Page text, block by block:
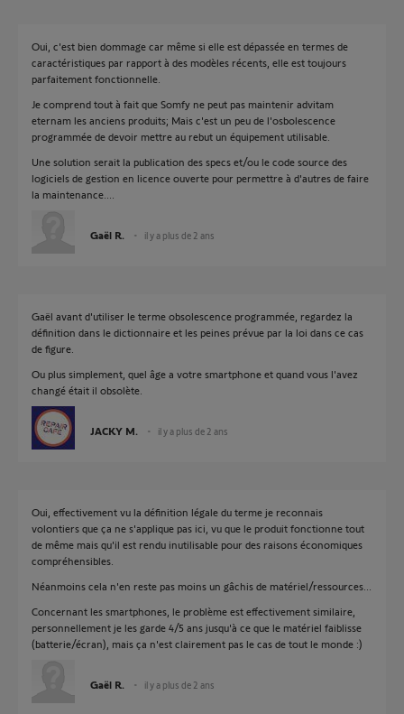
Oui, c'est bien dommage car même si elle est dépassée en termes de
caractéristiques par rapport à des modèles récents, elle est toujours
parfaitement fonctionnelle.
Je comprend tout à fait que Somfy ne peut pas maintenir advitam
eternam les anciens produits; Mais c'est un peu de l'osbolescence
programmée de devoir mettre au rebut un équipement utilisable.
Une solution serait la publication des specs et/ou le code source des
logiciels de gestion en licence ouverte pour permettre à d'autres de faire
la maintenance....
Gaël R. il y a plus de 2 ans
Gaël avant d'utiliser le terme obsolescence programmée, regardez la
définition dans le dictionnaire et les peines prévue par la loi dans ce cas
de figure.
Ou plus simplement, quel âge a votre smartphone et quand vous l'avez
changé était il obsolète.
JACKY M. il y a plus de 2 ans
Oui, effectivement vu la définition légale du terme je reconnais
volontiers que ça ne s'applique pas ici, vu que le produit fonctionne tout
de même mais qu'il est rendu inutilisable pour des raisons économiques
compréhensibles.
Néanmoins cela n'en reste pas moins un gâchis de matériel/ressources...
Concernant les smartphones, le problème est effectivement similaire,
personnellement je les garde 4/5 ans jusqu'à ce que le matériel faiblisse
(batterie/écran), mais ça n'est clairement pas le cas de tout le monde :)
Gaël R. il y a plus de 2 ans